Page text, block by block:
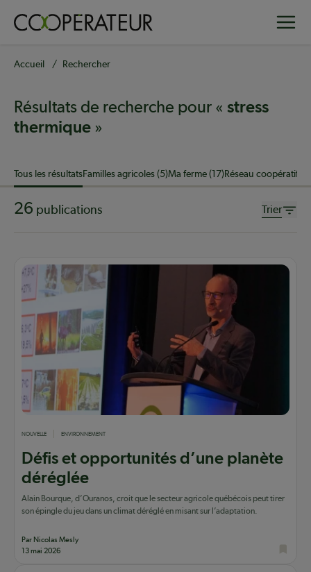
principal
Fil
Accueil Rechercher
Résultats de recherche pour « stress
thermique »
Tous les résultatsFamilles agricoles (5)Ma ferme (17)Réseau coopératif (3)
26 publications Trier
NOUVELLE ENVIRONNEMENT
Défis et opportunités d’une planète
déréglée
Alain Bourque, d’Ouranos, croit que le secteur agricole québécois peut tirer
son épingle du jeu dans un climat déréglé en misant sur l’adaptation.
Par Nicolas Mesly
13 mai 2026